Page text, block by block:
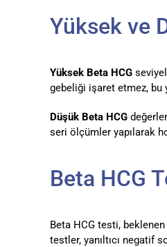
Yüksek ve
Yüksek Beta HCG
gebeliği işaret etmez,
Düşük Beta HCG
seri ölçümler yapılarak
Beta HCG
Beta HCG testi,
testler, yanıltıcı negatif